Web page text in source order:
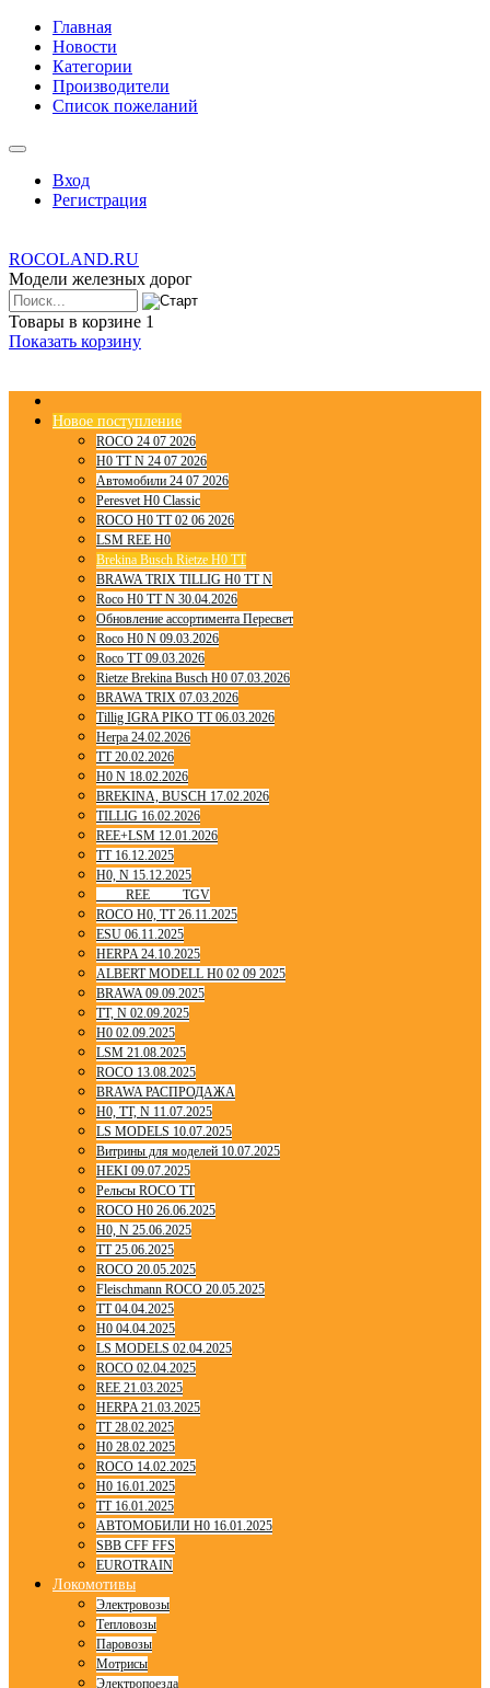
Главная
Новости
Категории
Производители
Список пожеланий
Вход
Регистрация
ROCOLAND.RU
Модели железных дорог
Товары в корзине 1
Показать корзину
Новое поступление
ROCO 24 07 2026
H0 TT N 24 07 2026
Автомобили 24 07 2026
Peresvet H0 Classic
ROCO H0 TT 02 06 2026
LSM REE H0
Brekina Busch Rietze H0 TT
BRAWA TRIX TILLIG H0 TT N
Roco H0 TT N 30.04.2026
Обновление ассортимента Пересвет
Roco H0 N 09.03.2026
Roco TT 09.03.2026
Rietze Brekina Busch H0 07.03.2026
BRAWA TRIX 07.03.2026
Tillig IGRA PIKO TT 06.03.2026
Herpa 24.02.2026
TT 20.02.2026
H0 N 18.02.2026
BREKINA, BUSCH 17.02.2026
TILLIG 16.02.2026
REE+LSM 12.01.2026
TT 16.12.2025
H0, N 15.12.2025
____ REE ____ TGV
ROCO H0, TT 26.11.2025
ESU 06.11.2025
HERPA 24.10.2025
ALBERT MODELL H0 02 09 2025
BRAWA 09.09.2025
TT, N 02.09.2025
H0 02.09.2025
LSM 21.08.2025
ROCO 13.08.2025
BRAWA РАСПРОДАЖА
H0, TT, N 11.07.2025
LS MODELS 10.07.2025
Витрины для моделей 10.07.2025
HEKI 09.07.2025
Рельсы ROCO TT
ROCO H0 26.06.2025
H0, N 25.06.2025
TT 25.06.2025
ROCO 20.05.2025
Fleischmann ROCO 20.05.2025
TT 04.04.2025
H0 04.04.2025
LS MODELS 02.04.2025
ROCO 02.04.2025
REE 21.03.2025
HERPA 21.03.2025
TT 28.02.2025
H0 28.02.2025
ROCO 14.02.2025
H0 16.01.2025
TT 16.01.2025
АВТОМОБИЛИ H0 16.01.2025
SBB CFF FFS
EUROTRAIN
Локомотивы
Электровозы
Тепловозы
Паровозы
Мотрисы
Электропоезда